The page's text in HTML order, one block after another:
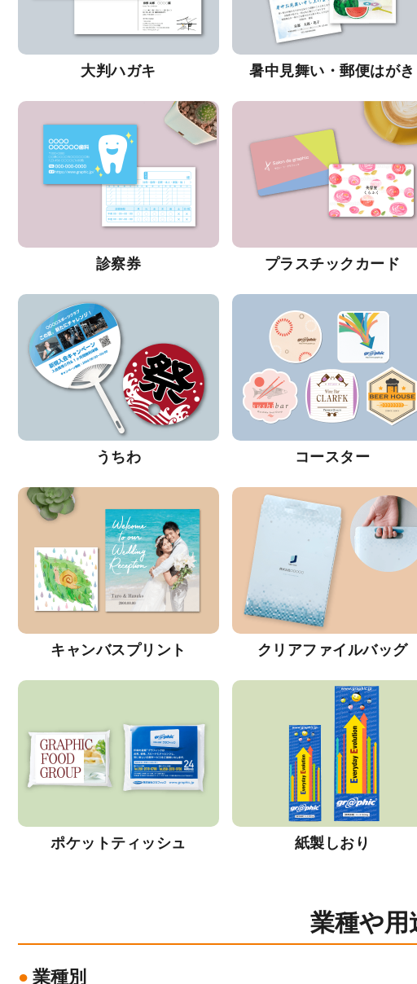
大判ハガキ 暑中見舞い・郵便はがき
診察券 プラスチックカード
うちわ コースター
キャンバスプリント クリアファイルバッグ
ポケットティッシュ 紙製しおり
業種や用
業種別